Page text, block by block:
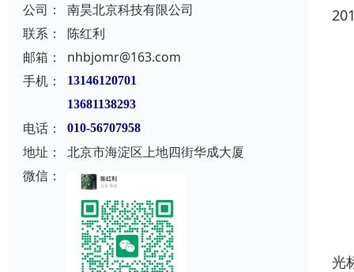
公司：
南昊北京科技有限公司
联系：
陈红利
邮箱：
nhbjomr@163.com
手机：
13146120701
13681138293
电话： 010-56707958
地址：
北京市海淀区上地四街华成大厦
微信：
光